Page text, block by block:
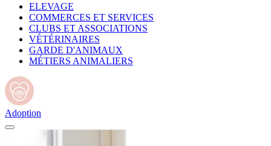
ELEVAGE
COMMERCES ET SERVICES
CLUBS ET ASSOCIATIONS
VÉTÉRINAIRES
GARDE D'ANIMAUX
MÉTIERS ANIMALIERS
Adoption